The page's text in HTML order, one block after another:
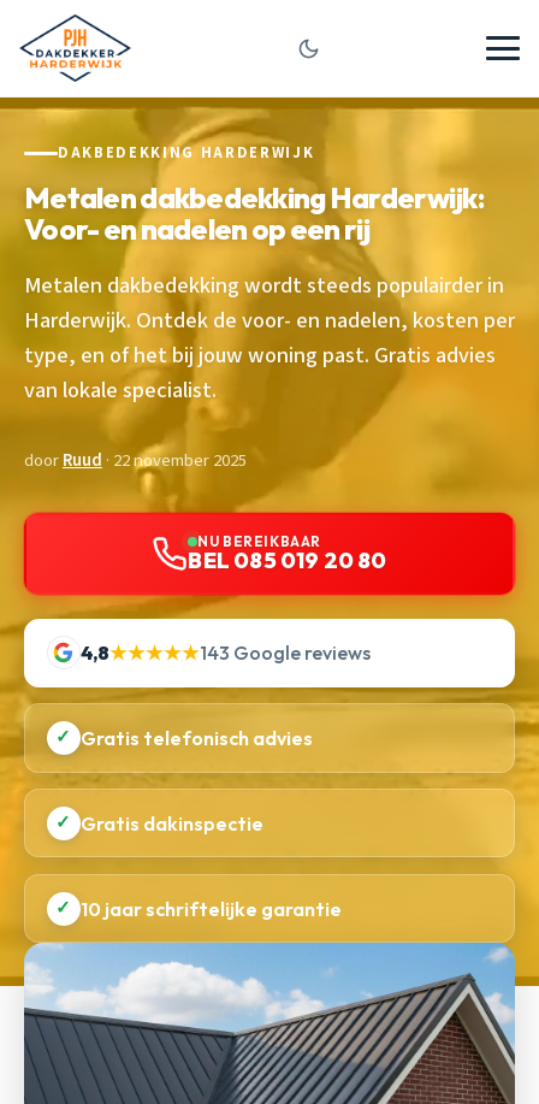
DAKBEDEKKING HARDERWIJK
Metalen dakbedekking Harderwijk:
Voor- en nadelen op een rij
Metalen dakbedekking wordt steeds populairder in
Harderwijk. Ontdek de voor- en nadelen, kosten per
type, en of het bij jouw woning past. Gratis advies
van lokale specialist.
doorRuud · 22 november 2025
NU BEREIKBAAR
BEL 085 019 20 80
4,8★★★★★143 Google reviews
✓ Gratis telefonisch advies
✓ Gratis dakinspectie
✓ 10 jaar schriftelijke garantie